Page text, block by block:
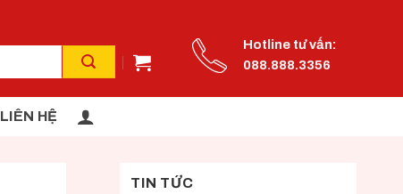
Hotline tư vấn:
088.888.3356
LIÊN HỆ
TIN TỨC